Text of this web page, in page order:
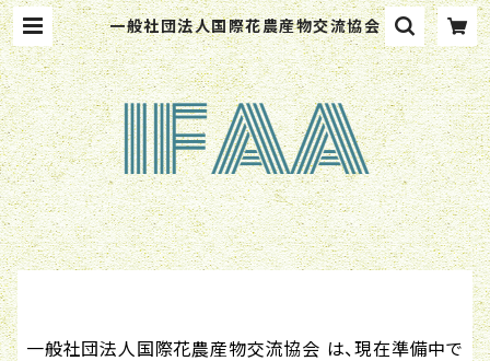
一般社団法人国際花農産物交流協会
一般社団法人国際花農産物交流協会 は、現在準備中で